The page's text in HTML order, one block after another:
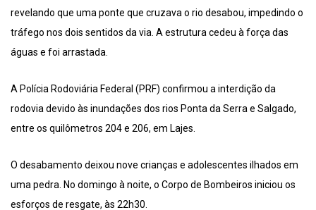
revelando que uma ponte que cruzava o rio desabou, impedindo o
tráfego nos dois sentidos da via. A estrutura cedeu à força das
águas e foi arrastada.
A Polícia Rodoviária Federal (PRF) confirmou a interdição da
rodovia devido às inundações dos rios Ponta da Serra e Salgado,
entre os quilômetros 204 e 206, em Lajes.
O desabamento deixou nove crianças e adolescentes ilhados em
uma pedra. No domingo à noite, o Corpo de Bombeiros iniciou os
esforços de resgate, às 22h30.